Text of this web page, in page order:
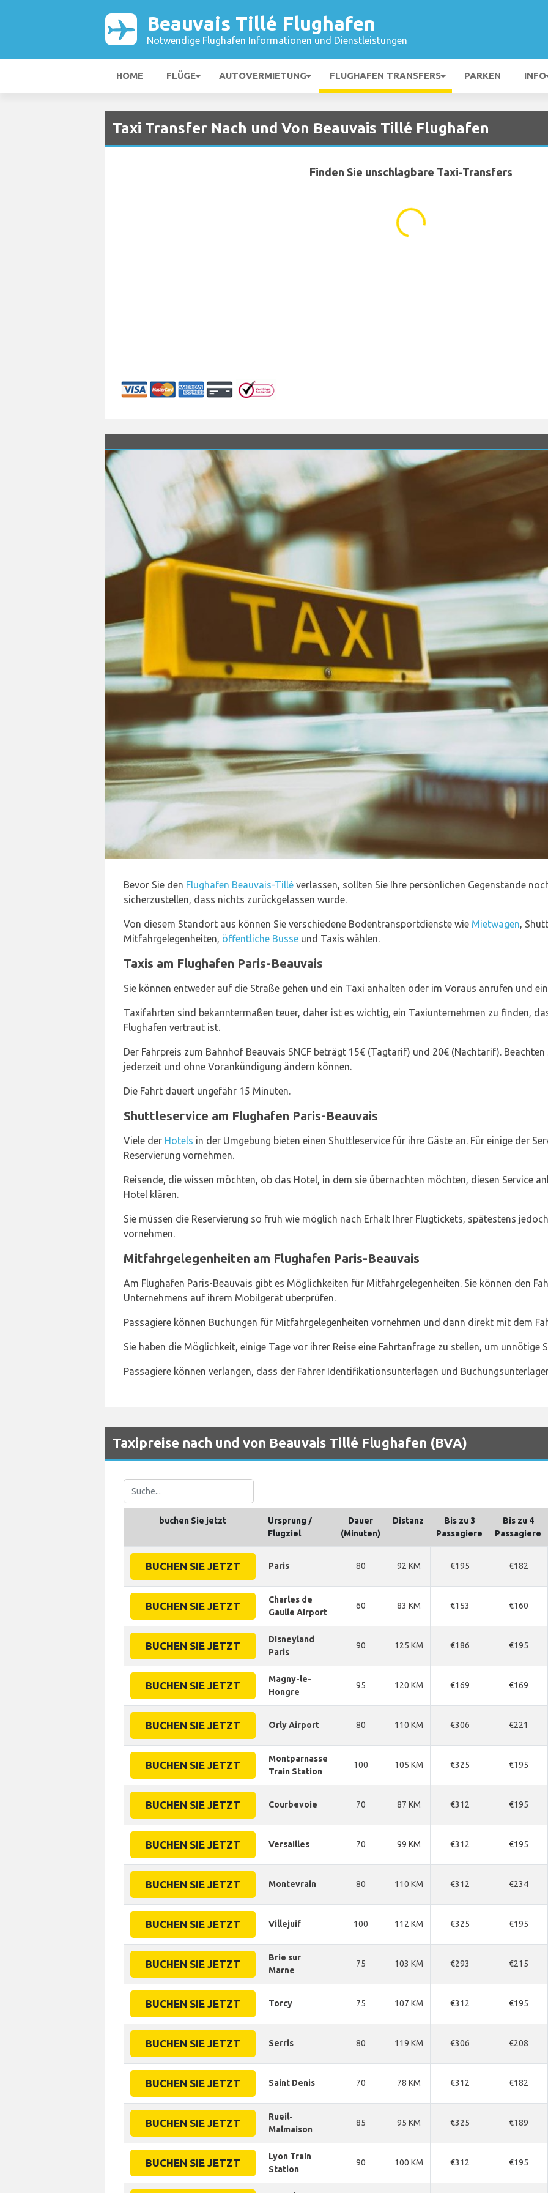
Beauvais Tillé Flughafen
Notwendige Flughafen Informationen und Dienstleistungen
HOME FLÜGE AUTOVERMIETUNG FLUGHAFEN TRANSFERS PARKEN INFO
Taxi Transfer Nach und Von Beauvais Tillé Flughafen
Finden Sie unschlagbare Taxi-Transfers
...
Bevor Sie den Flughafen Beauvais-Tillé verlassen, sollten Sie Ihre persönlichen Gegenstände
sicherzustellen, dass nichts zurückgelassen wurde.
Von diesem Standort aus können Sie verschiedene Bodentransportdienste wie Mietwagen,
Mitfahrgelegenheiten, öffentliche Busse und Taxis wählen.
Taxis am Flughafen Paris-Beauvais
Sie können entweder auf die Straße gehen und ein Taxi anhalten oder im Voraus anrufen und
Taxifahrten sind bekanntermaßen teuer, daher ist es wichtig, ein Taxiunternehmen zu finden,
Flughafen vertraut ist.
Der Fahrpreis zum Bahnhof Beauvais SNCF beträgt 15€ (Tagtarif) und 20€ (Nachtarif).
jederzeit und ohne Vorankündigung ändern können.
Die Fahrt dauert ungefähr 15 Minuten.
Shuttleservice am Flughafen Paris-Beauvais
Viele der Hotels in der Umgebung bieten einen Shuttleservice für ihre Gäste an. Für einige der
Reservierung vornehmen.
Reisende, die wissen möchten, ob das Hotel, in dem sie übernachten möchten, diesen Service
Hotel klären.
Sie müssen die Reservierung so früh wie möglich nach Erhalt Ihrer Flugtickets, spätestens
vornehmen.
Mitfahrgelegenheiten am Flughafen Paris-Beauvais
Am Flughafen Paris-Beauvais gibt es Möglichkeiten für Mitfahrgelegenheiten. Sie können den
Unternehmens auf ihrem Mobilgerät überprüfen.
Passagiere können Buchungen für Mitfahrgelegenheiten vornehmen und dann direkt mit dem
Sie haben die Möglichkeit, einige Tage vor ihrer Reise eine Fahrtanfrage zu stellen, um unnötige
Passagiere können verlangen, dass der Fahrer Identifikationsunterlagen und
Taxipreise nach und von Beauvais Tillé Flughafen (BVA)
buchen Sie jetzt
Ursprung /
Flugziel
Dauer
(Minuten)
Distanz
Bis zu 3
Passagiere
Bis zu 4
Passagiere
BUCHEN SIE JETZT Paris 80 92 KM €195 €182
BUCHEN SIE JETZT
Charles de
Gaulle Airport
60 83 KM €153 €160
BUCHEN SIE JETZT
Disneyland
Paris
90 125 KM €186 €195
BUCHEN SIE JETZT
Magny-le-
Hongre
95 120 KM €169 €169
BUCHEN SIE JETZT Orly Airport 80 110 KM €306 €221
BUCHEN SIE JETZT
Montparnasse
Train Station
100 105 KM €325 €195
BUCHEN SIE JETZT Courbevoie 70 87 KM €312 €195
BUCHEN SIE JETZT Versailles 70 99 KM €312 €195
BUCHEN SIE JETZT Montevrain 80 110 KM €312 €234
BUCHEN SIE JETZT Villejuif 100 112 KM €325 €195
BUCHEN SIE JETZT
Brie sur
Marne
75 103 KM €293 €215
BUCHEN SIE JETZT Torcy 75 107 KM €312 €195
BUCHEN SIE JETZT Serris 80 119 KM €306 €208
BUCHEN SIE JETZT Saint Denis 70 78 KM €312 €182
BUCHEN SIE JETZT
Rueil-
Malmaison
85 95 KM €325 €189
BUCHEN SIE JETZT
Lyon Train
Station
90 100 KM €312 €195